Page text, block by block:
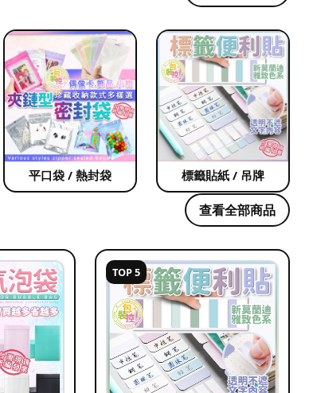
平口袋 / 熱封袋 標籤貼紙 / 吊牌
查看全部商品
TOP 5